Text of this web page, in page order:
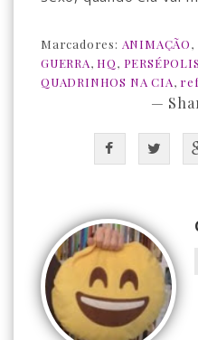
Marcadores: ANIMAÇÃO,
GUERRA, HQ, PERSÉPOLIS
QUADRINHOS NA CIA,
—